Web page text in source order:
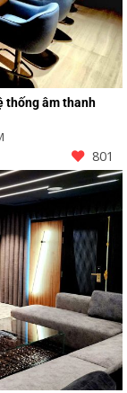
thống âm thanh
801